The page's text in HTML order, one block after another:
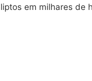
em milhares de